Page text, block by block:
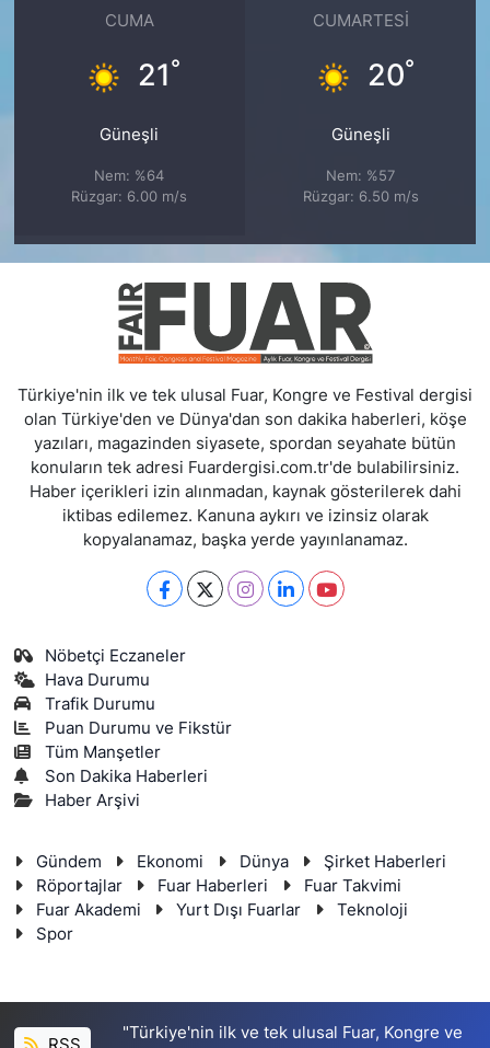
CUMA
21°
Güneşli
Nem: %64
Rüzgar: 6.00 m/s
CUMARTESI
20°
Güneşli
Nem: %57
Rüzgar: 6.50 m/s
Türkiye'nin ilk ve tek ulusal Fuar, Kongre ve Festival dergisi
olan Türkiye'den ve Dünya'dan son dakika haberleri, köşe
yazıları, magazinden siyasete, spordan seyahate bütün
konuların tek adresi Fuardergisi.com.tr'de bulabilirsiniz.
Haber içerikleri izin alınmadan, kaynak gösterilerek dahi
iktibas edilemez. Kanuna aykırı ve izinsiz olarak
kopyalanamaz, başka yerde yayınlanamaz.
Nöbetçi Eczaneler
Hava Durumu
Trafik Durumu
Puan Durumu ve Fikstür
Tüm Manşetler
Son Dakika Haberleri
Haber Arşivi
Gündem Ekonomi Dünya
Şirket Haberleri
Röportajlar
Fuar Haberleri
Fuar Takvimi
Fuar Akademi
Yurt Dışı Fuarlar
Teknoloji
Spor
"Türkiye'nin ilk ve tek ulusal Fuar, Kongre ve